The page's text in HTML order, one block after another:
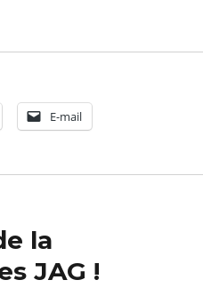
E-mail
la
JAG !